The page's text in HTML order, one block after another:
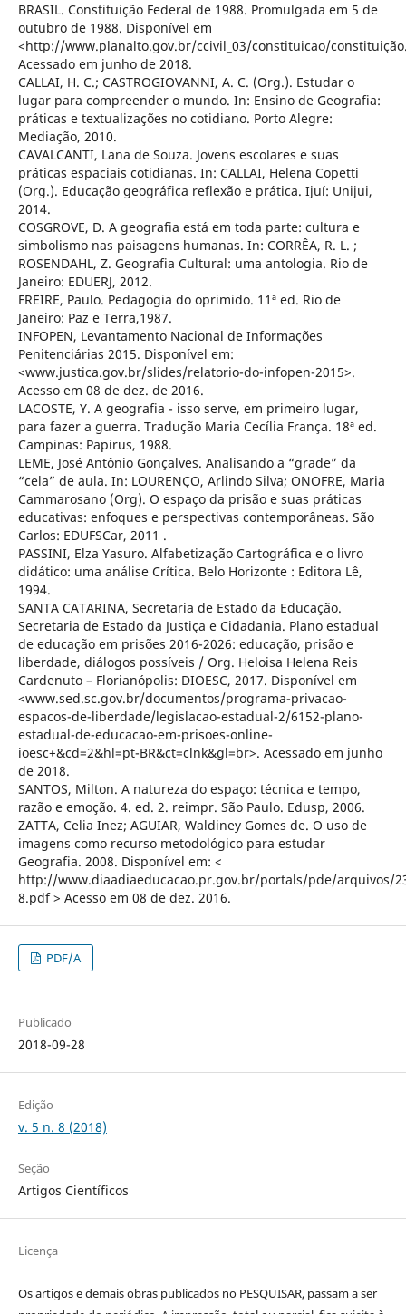
BRASIL. Constituição Federal de 1988. Promulgada em 5 de
outubro de 1988. Disponível em
<http://www.planalto.gov.br/ccivil_03/constituicao/
Acessado em junho de 2018.
CALLAI, H. C.; CASTROGIOVANNI, A. C. (Org.). Estudar o
lugar para compreender o mundo. In: Ensino de Geografia:
práticas e textualizações no cotidiano. Porto Alegre:
Mediação, 2010.
CAVALCANTI, Lana de Souza. Jovens escolares e suas
práticas espaciais cotidianas. In: CALLAI, Helena Copetti
(Org.). Educação geográfica reflexão e prática. Ijuí: Unijui,
2014.
COSGROVE, D. A geografia está em toda parte: cultura e
simbolismo nas paisagens humanas. In: CORRÊA, R. L. ;
ROSENDAHL, Z. Geografia Cultural: uma antologia. Rio de
Janeiro: EDUERJ, 2012.
FREIRE, Paulo. Pedagogia do oprimido. 11ª ed. Rio de
Janeiro: Paz e Terra,1987.
INFOPEN, Levantamento Nacional de Informações
Penitenciárias 2015. Disponível em:
<www.justica.gov.br/slides/relatorio-do-infopen-2015>.
Acesso em 08 de dez. de 2016.
LACOSTE, Y. A geografia - isso serve, em primeiro lugar,
para fazer a guerra. Tradução Maria Cecília França. 18ª ed.
Campinas: Papirus, 1988.
LEME, José Antônio Gonçalves. Analisando a “grade” da
“cela” de aula. In: LOURENÇO, Arlindo Silva; ONOFRE, Maria
Cammarosano (Org). O espaço da prisão e suas práticas
educativas: enfoques e perspectivas contemporâneas. São
Carlos: EDUFSCar, 2011 .
PASSINI, Elza Yasuro. Alfabetização Cartográfica e o livro
didático: uma análise Crítica. Belo Horizonte : Editora Lê,
1994.
SANTA CATARINA, Secretaria de Estado da Educação.
Secretaria de Estado da Justiça e Cidadania. Plano estadual
de educação em prisões 2016-2026: educação, prisão e
liberdade, diálogos possíveis / Org. Heloisa Helena Reis
Cardenuto – Florianópolis: DIOESC, 2017. Disponível em
<www.sed.sc.gov.br/documentos/programa-privacao-
espacos-de-liberdade/legislacao-estadual-2/6152-plano-
estadual-de-educacao-em-prisoes-online-
ioesc+&cd=2&hl=pt-BR&ct=clnk&gl=br>. Acessado em junho
de 2018.
SANTOS, Milton. A natureza do espaço: técnica e tempo,
razão e emoção. 4. ed. 2. reimpr. São Paulo. Edusp, 2006.
ZATTA, Celia Inez; AGUIAR, Waldiney Gomes de. O uso de
imagens como recurso metodológico para estudar
Geografia. 2008. Disponível em: <
http://www.diaadiaeducacao.pr.gov.br/portals/pde/arquivos/
8.pdf > Acesso em 08 de dez. 2016.
PDF/A
Publicado
2018-09-28
Edição
v. 5 n. 8 (2018)
Seção
Artigos Científicos
Licença
Os artigos e demais obras publicados no PESQUISAR, passam a ser